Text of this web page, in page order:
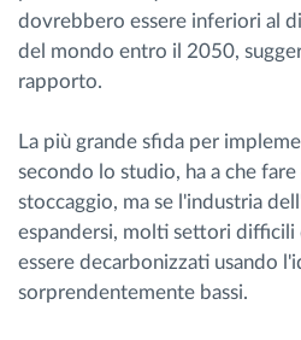
dovrebbero essere inferiori al
del mondo entro il 2050,
rapporto.
La più grande sfida per
secondo lo studio, ha a che
stoccaggio, ma se l'industria
espandersi, molti settori
essere decarbonizzati usando
sorprendentemente bassi.